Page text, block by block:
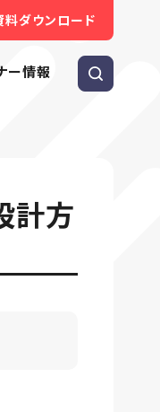
料ダウンロード
ー情報
計方